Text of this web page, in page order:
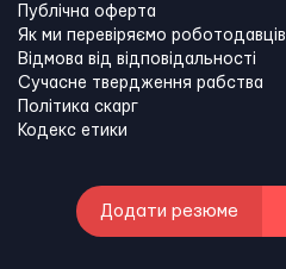
Публічна оферта
Як ми перевіряємо роботодавців
Відмова від відповідальності
Сучасне твердження рабства
Політика скарг
Кодекс етики
Додати резюме